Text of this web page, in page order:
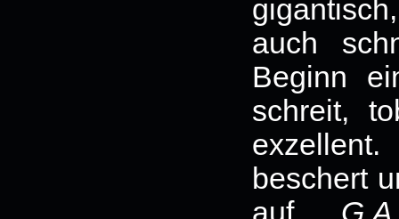
auch
Beginn
schreit,
beschert
auf „